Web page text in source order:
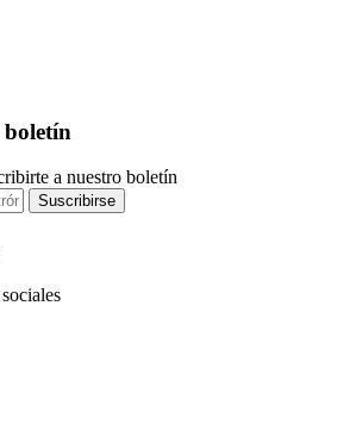
boletín
a nuestro boletín
Suscribirse